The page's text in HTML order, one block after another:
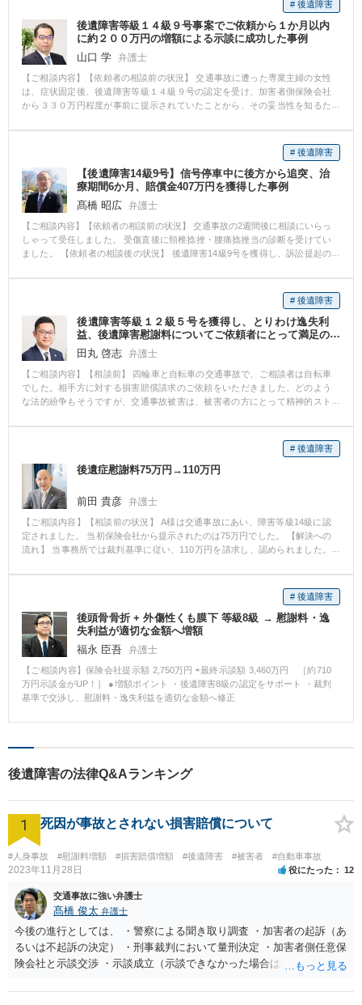
おり、12級13号の後遺障害等級が認定された。 弁護士介入前、保険会社から
は250万円の賠償提案が来ていたが、等級獲得により、800万円で和解するこ
ととなった（介入前の3.2倍）。 【先生のコメント】 後遺障害の等級結果
は、獲得できる賠償の金額に大きく影響します。 等級結果に疑問を持たれま
したら、お気軽に弁護士にご相談ください。
# 後遺障害
後遺障害等級１４級９号事案でご依頼から１か月以内
に約２００万円の増額による示談に成功した事例
山口 学 弁護士
【ご相談内容】【依頼者の相談前の状況】 交通事故に遭った専業主婦の女性
は、症状固定後、後遺障害等級１４級９号の認定を受け、加害者側保険会社
から３３０万円程度が事前に提示されていたことから、その妥当性を知るた
の示談成立（増額幅約２００万円）。 【解決方法、弁護士として果たした役
割など】 保険会社の事前提示案では、専業主婦の休業損害について、基礎収
入額が自賠責基準であり、また休業日も入通院日に限定されていました。 ま
た慰謝料についても、任意保険会社の基準で弁護士からみると低額な提示案
でした。 以上から、ご依頼を受けた後、ただちに加害者側保険会社に対し
て、裁判所基準に基づいた示談案を提示し、示談交渉を行い、慰謝料につい
ては裁判所基準で、ご依頼者の休業損害も大幅に増額が認められました。 ま
たご依頼から示談成立まで１か月以内であり、極めて早期の解決となりまし
た。
# 後遺障害
【後遺障害14級9号】信号停車中に後方から追突、治
療期間6か月、賠償金407万円を獲得した事例
髙橋 昭広 弁護士
【ご相談内容】【依頼者の相談前の状況】 交通事故の2週間後に相談にいらっ
しゃって受任しました。 受傷直後に頸椎捻挫・腰痛捻挫当の診断を受けてい
ました。 【依頼者の相談後の状況】 後遺障害14級9号を獲得し、訴訟提起の
として果たした役割など】 受傷直後の受任であったため、治療の経過につい
て定期的に確認でき、後遺障害等級の獲得へ向け、医師に対し検査方法を指
定したうえで検査を依頼し、また、過去の適正な等級を獲得した後遺障害診
断書の記載例を提供し、当方が希望する内容が記載された後遺障害診断書を
作成していただくことができました。 その結果、後遺障害14級9号を獲得で
き、本来の損害賠償金を得ることができました。
# 後遺障害
後遺障害等級１２級５号を獲得し、とりわけ逸失利
益、後遺障害慰謝料についてご依頼者にとって満足の
いく金額で相手方保険会社と和解をすることができた
事例
田丸 啓志 弁護士
【ご相談内容】【相談前】 四輪車と自転車の交通事故で、ご相談者は自転車
でした。相手方に対する損害賠償請求のご依頼をいただきました。どのよう
な法的紛争もそうですが、交通事故被害は、被害者の方にとって精神的スト
院せざるを得ない、収入が途絶える等、精神的ストレスのみならず、現実
的、経済的損害が目に見えて生じるのも特徴の一つかもしれません。弁護士
が代理人に就くことで、相手方保険会社とのやりとり・窓口は弁護士になる
こと、後遺障害の認定手続を代行すること、正当な賠償金額を算定し請求す
ること等メリットをお話し、少しでも安心をいただきました。 【相談後】 怪
我や事故の状況から後遺障害が生じる可能性が十分にありましたので、まず
は通院を継続していただきました。保険会社との窓口は弁護士が務めますの
で、ご依頼者は、治療、通院、お仕事に専念をいただくことができました。
後遺障害の認定の手続をするには、主治医に後遺障害に関する特別の診断書
を作成してもらう必要があるのですが、作成に関してご依頼者にアドバイス
類の取り寄せ等を行って申請をしましたところ後遺障害等級１２級５号の認
定がされました。 その後は、弁護士が損害を算定し、相手方の保険会社に対
し裁判外で損害賠償請求を致しました。裁判外の請求であっても、訴訟（裁
判）になった場合であればどのような解決になるのかを想定して示談折衝す
る必要があります。保険会社が最初に提示をしてきた内容は、訴訟になった
なった場合の金額や裁判例等を示しながら粘り強く交渉を重ねた結果、逸失
利益、後遺障害慰謝料の金額を大きく上乗せすることができ、ご依頼者に満
足いただける内容で和解をすることができました。
# 後遺障害
後遺症慰謝料75万円→110万円
前田 貴彦 弁護士
【ご相談内容】【相談前の状況】 A様は交通事故にあい、障害等級14級に認
定されました。 当初保険会社から提示されたのは75万円でした。 【解決への
流れ】 当事務所では裁判基準に従い、110万円を請求し、認められました。
準、裁判基準の3つがあり、保険会社は通常最も高い裁判基準の金額は提示し
ません。 示談金の提示額に不安があるときはお近くの弁護士に相談されるこ
# 後遺障害
後頭骨骨折 + 外傷性くも膜下 等級8級 → 慰謝料・逸
失利益が適切な金額へ増額
福永 臣吾 弁護士
【ご相談内容】保険会社提示額 2,750万円 ⇨最終示談額 3,460万円 ［約710
万円示談金がUP！］ ●増額ポイント ・後遺障害8級の認定をサポート ・裁判
基準で交渉し、慰謝料・逸失利益を適切な金額へ修正
後遺障害の法律Q&Aランキング
1 死因が事故とされない損害賠償について
#人身事故 #慰謝料増額 #損害賠償増額 #後遺障害 #被害者 #自動車事故
2023年11月28日 役にたった 12
交通事故に強い弁護士
髙橋 俊太 弁護士
今後の進行としては、 ・警察による聞き取り調査 ・加害者の起訴（あ
るいは不起訴の決定） ・刑事裁判において量刑決定 ・加害者側任意保
険会社と示談交渉 ・示談成立（示談できなかった場合は裁判） となり
加害者に対する処罰感情など尋ねられるはずですので、率直にお答え